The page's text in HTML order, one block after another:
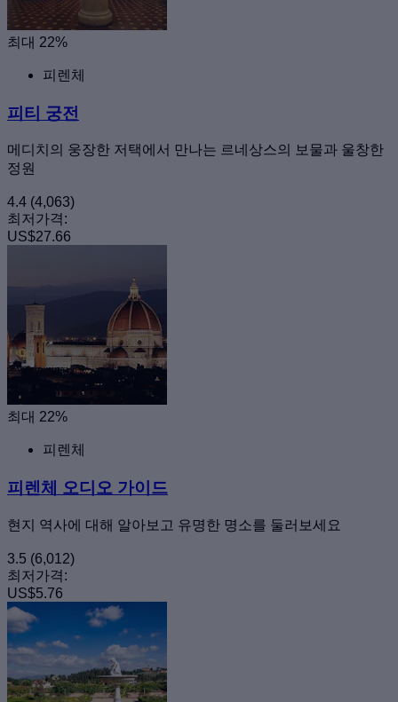
최대 22%
피렌체
피티 궁전
메디치의 웅장한 저택에서 만나는 르네상스의 보물과 울창한
정원
4.4 (4,063)
최저가격:
US$27.66
최대 22%
피렌체
피렌체 오디오 가이드
현지 역사에 대해 알아보고 유명한 명소를 둘러보세요
3.5 (6,012)
최저가격:
US$5.76